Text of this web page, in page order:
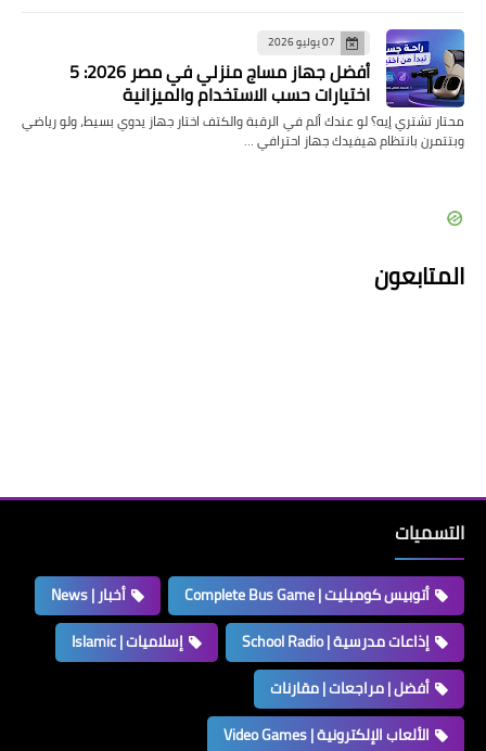
07 يوليو 2026
أفضل جهاز مساج منزلي في مصر 2026: 5
اختيارات حسب الاستخدام والميزانية
محتار تشتري إيه؟ لو عندك ألم في الرقبة والكتف اختار جهاز يدوي بسيط، ولو رياضي
وبتتمرن بانتظام هيفيدك جهاز احترافي …
المتابعون
التسميات
أتوبيس كومبليت | Complete Bus Game
أخبار | News
إذاعات مدرسية | School Radio
إسلاميات | Islamic
أفضل | مراجعات | مقارنات
الألعاب الإلكترونية | Video Games